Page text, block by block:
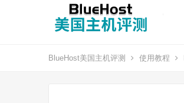
BlueHost美国主机评测 使用教程